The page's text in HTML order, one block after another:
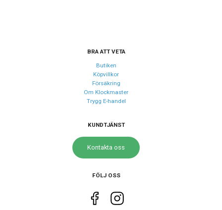
BRA ATT VETA
Butiken
Köpvillkor
Försäkring
Om Klockmaster
Trygg E-handel
KUNDTJÄNST
Kontakta oss
FÖLJ OSS